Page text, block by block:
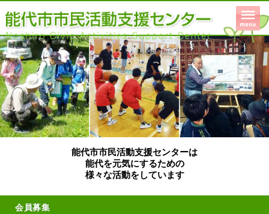
能代市市民活動支援センターは
能代を元気にするための
様々な活動をしています
会員募集